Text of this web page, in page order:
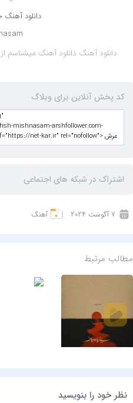
دانلود آهنگ
دانلود آهنگ دانلود آهنگ میشناسم از
کد پخش آنلاین برای وبلاگ
اشتراک در شبکه های اجتماعی
7 آگوست 2024 آهنگ
مطالب مرتبط
نظر خود را بنویسید